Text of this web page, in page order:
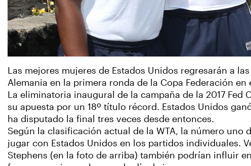
Las mejores mujeres de Estados Unidos regresarán a
Alemania en la primera ronda de la Copa Federación en
La eliminatoria inaugural de la campaña de la 2017 Fed
su apuesta por un 18º título récord. Estados Unidos
ha disputado la final tres veces desde entonces.
Según la clasificación actual de la WTA, la número uno
jugar con Estados Unidos en los partidos individuales.
Stephens (en la foto de arriba) también podrían influir